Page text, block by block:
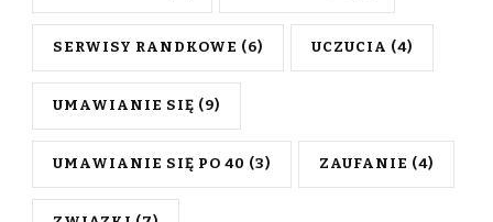
SERWISY RANDKOWE (6) UCZUCIA (4)
UMAWIANIE SIĘ (9)
UMAWIANIE SIĘ PO 40 (3) ZAUFANIE (4)